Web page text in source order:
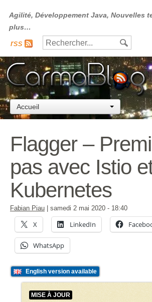
Agilité, Développement Java, Nouvelles
plus…
rss
Accueil
Flagger –
pas avec Istio
Kubernetes
Fabian Piau samedi 2 mai 2020 - 18:40
X LinkedIn
WhatsApp
English version available
MISE À JOUR